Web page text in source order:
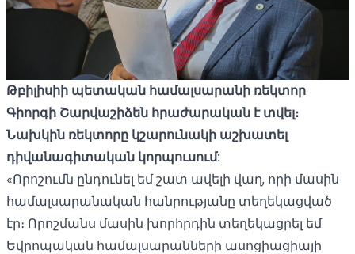
Թբիլիսիի պետական համալսարանի ռեկտոր
Գիորգի Շարվաշիձեն հրաժարական է տվել։
Նախկին ռեկտորը կշարունակի աշխատել
դիվանագիտական կորպուսում:
«Որոշումն ընդունել եմ շատ ավելի վաղ, որի մասին
համալսարանական հանրությանը տեղեկացված
էր։ Որոշմանս մասին խորհրդին տեղեկացրել եմ
Եվրոպական համալսարանների ասոցիացիայի